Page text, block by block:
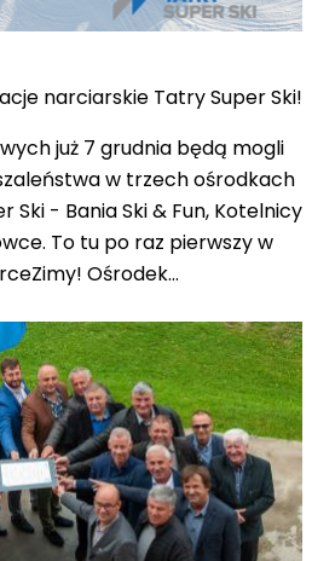
narciarskie Tatry Super Ski!
już 7 grudnia będą mogli
w trzech ośrodkach
Ski - Bania Ski & Fun, Kotelnicy
To tu po raz pierwszy w
Ośrodek…